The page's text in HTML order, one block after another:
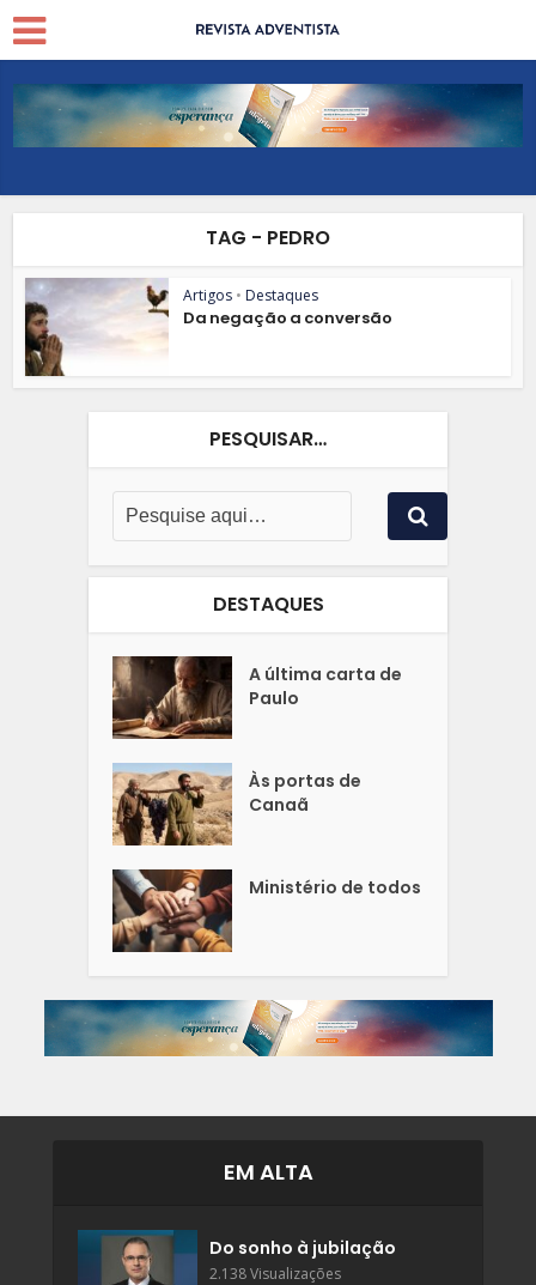
TAG - PEDRO
Artigos • Destaques
Da negação a conversão
PESQUISAR…
DESTAQUES
A última carta de
Paulo
Às portas de
Canaã
Ministério de todos
EM ALTA
Do sonho à jubilação
2.138 Visualizações